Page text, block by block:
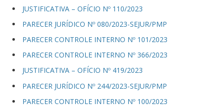
JUSTIFICATIVA – OFÍCIO Nº 110/2023
PARECER JURÍDICO Nº 080/2023-SEJUR/PMP
PARECER CONTROLE INTERNO Nº 101/2023
PARECER CONTROLE INTERNO Nº 366/2023
JUSTIFICATIVA – OFÍCIO Nº 419/2023
PARECER JURÍDICO Nº 244/2023-SEJUR/PMP
PARECER CONTROLE INTERNO Nº 100/2023